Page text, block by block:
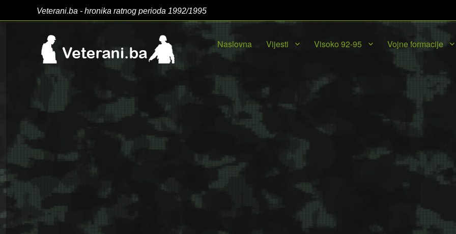
Veterani.ba - hronika ratnog perioda 1992/1995
Naslovna Vijesti Visoko 92-95 Vojne formacije